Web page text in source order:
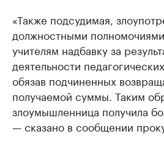
«Также подсудимая,
должностными
учителям надбавку за
деятельности
обязав подчиненных
получаемой суммы. Таким
злоумышленница получила
— сказано в сообщении